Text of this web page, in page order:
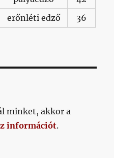
erőnléti edző 36
minket, akkor a
információt.